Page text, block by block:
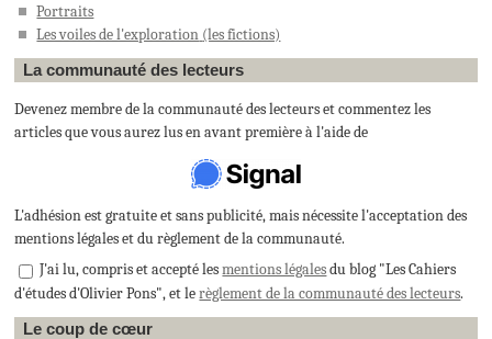
Portraits
Les voiles de l'exploration (les fictions)
La communauté des lecteurs
Devenez membre de la communauté des lecteurs et commentez les
articles que vous aurez lus en avant première à l'aide de
L'adhésion est gratuite et sans publicité, mais nécessite l'acceptation des
mentions légales et du règlement de la communauté.
J'ai lu, compris et accepté lesmentions légalesdu blog "Les Cahiers
d'études d'Olivier Pons", et lerèglement de la communauté des lecteurs.
Le coup de cœur